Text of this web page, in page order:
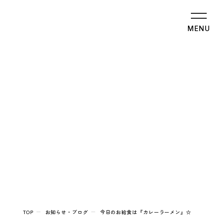
MENU
TOP お知らせ・ブログ 今日のお給食は『カレーラーメン』☆